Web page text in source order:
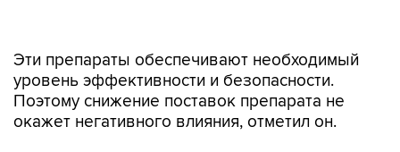
Поэтому снижение поставок препарата не
окажет негативного влияния, отметил он.
"Препарат с МНН прасугрел не входит в